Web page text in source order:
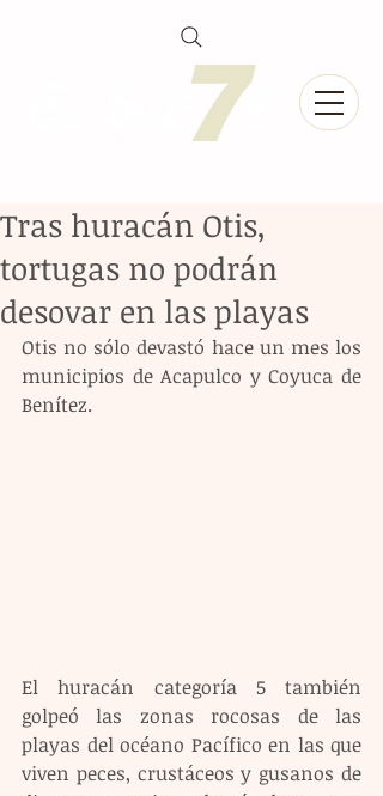
Tras huracán Otis,
tortugas no podrán
desovar en las playas
Otis no sólo devastó hace un mes los
municipios de Acapulco y Coyuca de
Benítez.
El huracán categoría 5 también
golpeó las zonas rocosas de las
playas del océano Pacífico en las que
viven peces, crustáceos y gusanos de